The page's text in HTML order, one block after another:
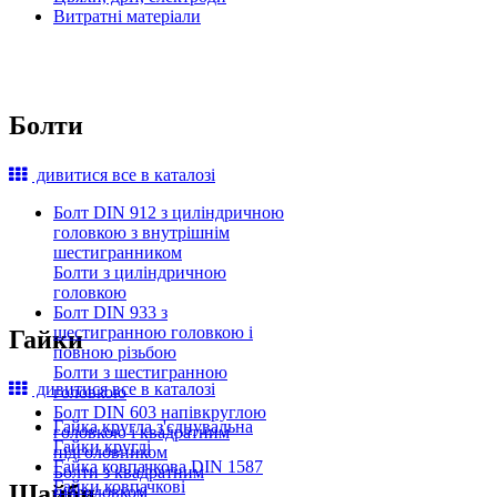
Витратні матеріали
Болти
дивитися все в каталозі
Болт DIN 912 з циліндричною
головкою з внутрішнім
шестигранником
Болти з циліндричною
головкою
Болт DIN 933 з
шестигранною головкою і
повною різьбою
Болти з шестигранною
головкою
Болт DIN 603 напівкруглою
головкою і квадратним
підголовником
Болти з квадратним
підголовком
Гайки
дивитися все в каталозі
Гайка кругла з'єднувальна
Гайки круглі
Гайка ковпачкова DIN 1587
Гайки ковпачкові